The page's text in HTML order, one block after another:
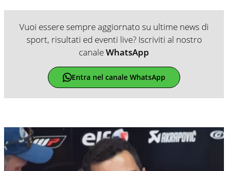
Vuoi essere sempre aggiornato su ultime news di
sport, risultati ed eventi live? Iscriviti al nostro
canaleWhatsApp
Entra nel canale WhatsApp